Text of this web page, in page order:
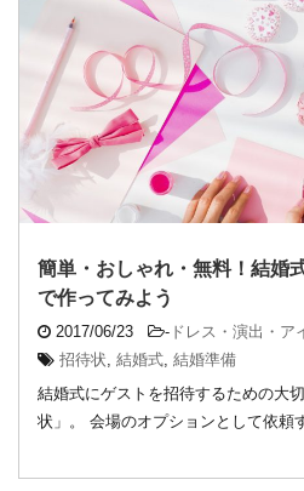
簡単・おしゃれ・無料！結婚
で作ってみよう
2017/06/23 - ドレス・演出・ア
招待状 結婚式 結婚準備
結婚式にゲストを招待するための大
状」。 会場のオプションとして依頼